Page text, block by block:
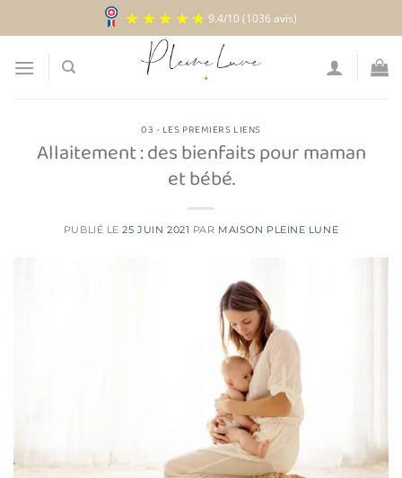
au
contenu
9.4/10(1036 avis)
03 - LES PREMIERS LIENS
Allaitement : des bienfaits pour maman
et bébé.
PUBLIÉ LE25 JUIN 2021 PAR MAISON PLEINE LUNE